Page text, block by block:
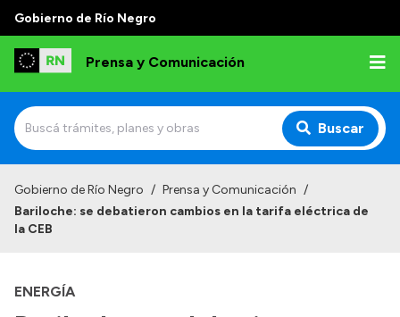
Gobierno de Río Negro
Prensa y Comunicación
Buscar
Institucional
Referentes de prensa
Gobierno de Río Negro / Prensa y Comunicación /
Bariloche: se debatieron cambios en la tarifa eléctrica de
la CEB
ENERGÍA